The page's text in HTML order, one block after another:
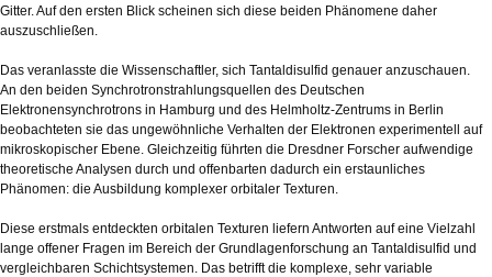
Gitter. Auf den ersten Blick scheinen sich diese beiden Phänomene daher
auszuschließen.
Das veranlasste die Wissenschaftler, sich Tantaldisulfid genauer anzuschauen.
An den beiden Synchrotronstrahlungsquellen des Deutschen
Elektronensynchrotrons in Hamburg und des Helmholtz-Zentrums in Berlin
beobachteten sie das ungewöhnliche Verhalten der Elektronen experimentell auf
mikroskopischer Ebene. Gleichzeitig führten die Dresdner Forscher aufwendige
theoretische Analysen durch und offenbarten dadurch ein erstaunliches
Phänomen: die Ausbildung komplexer orbitaler Texturen.
Diese erstmals entdeckten orbitalen Texturen liefern Antworten auf eine Vielzahl
lange offener Fragen im Bereich der Grundlagenforschung an Tantaldisulfid und
vergleichbaren Schichtsystemen. Das betrifft die komplexe, sehr variable